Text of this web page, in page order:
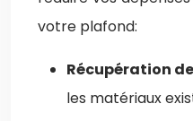
votre plafond:
Récupération
les matériaux